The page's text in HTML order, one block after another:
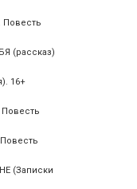
(рассказ)
16+
(Записки